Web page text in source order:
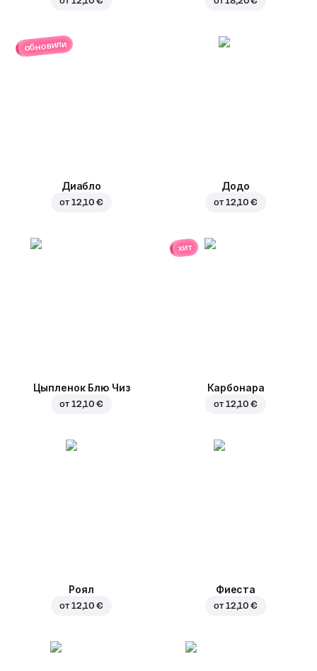
обновили
Диабло
от 12,10 €
Додо
от 12,10 €
Цыпленок Блю Чиз
от 12,10 €
хит
Карбонара
от 12,10 €
Роял
от 12,10 €
Фиеста
от 12,10 €